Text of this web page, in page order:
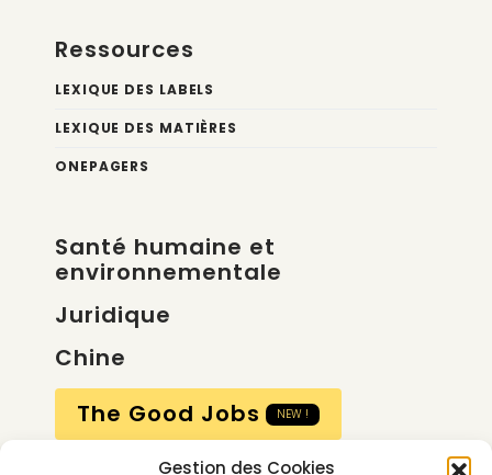
Gestion des Cookies
Ressources
LEXIQUE DES LABELS
LEXIQUE DES MATIÈRES
ONEPAGERS
Santé humaine et
environnementale
Juridique
Chine
The Good Jobs
NEW !